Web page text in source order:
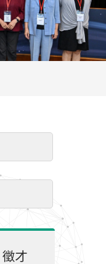
徵才